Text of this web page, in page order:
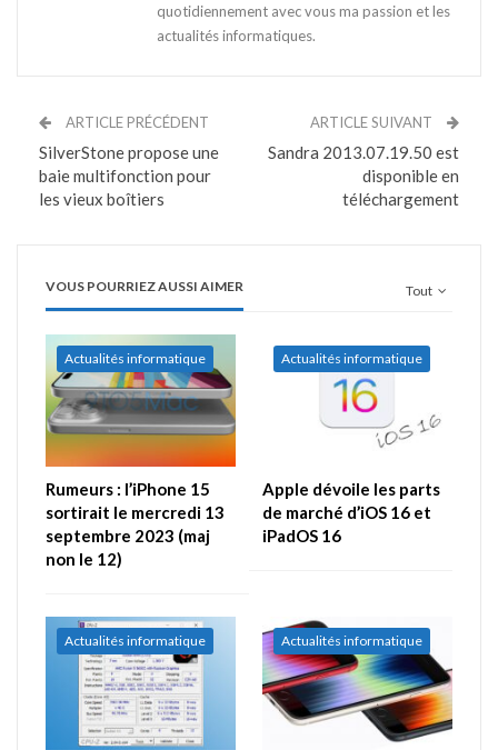
quotidiennement avec vous ma passion et les
actualités informatiques.
ARTICLE PRÉCÉDENT
SilverStone propose une
baie multifonction pour
les vieux boîtiers
ARTICLE SUIVANT
Sandra 2013.07.19.50 est
disponible en
téléchargement
Tout
VOUS POURRIEZ AUSSI AIMER
Actualités informatique
Rumeurs : l’iPhone 15
sortirait le mercredi 13
septembre 2023 (maj
non le 12)
Actualités informatique
Apple dévoile les parts
de marché d’iOS 16 et
iPadOS 16
Actualités informatique Actualités informatique